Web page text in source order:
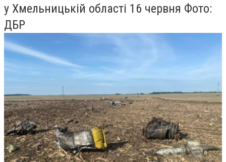
у Хмельницькій області 16 червня Фото:
ДБР